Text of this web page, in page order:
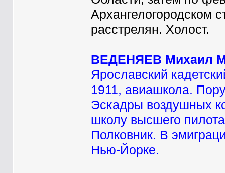
Архангелогородском
расстрелян. Холост.
ВЕДЕНЯЕВ Михаил
Ярославский
1911, авиашкола.
Эскадры воздушных
школу высшего
Полковник. В
Нью-Йорке.